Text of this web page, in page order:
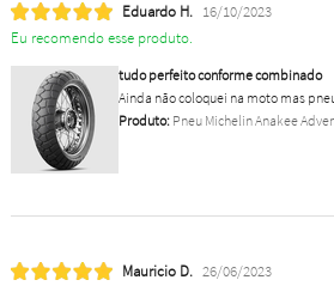
Eduardo H. 16/10/2023
Eu recomendo esse produto.
tudo perfeito conforme combinado
Ainda não coloquei na moto mas
Produto:Pneu Michelin Anakee
Mauricio D. 26/06/2023